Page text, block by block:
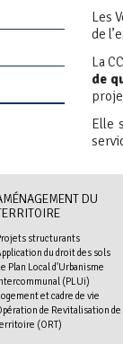
Les
de
La
de
Elle
DU
structurants
du droit des sols
Plan Local d'Urbanisme
(PLUi)
et cadre de vie
de Revitalisation de
(ORT)